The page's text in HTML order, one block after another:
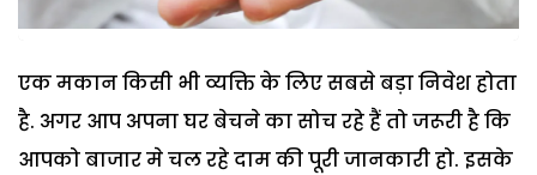
एक मकान किसी भी व्यक्ति के लिए सबसे बड़ा निवेश होता
है. अगर आप अपना घर बेचने का सोच रहे हैं तो जरूरी है कि
आपको बाजार मे चल रहे दाम की पूरी जानकारी हो. इसके